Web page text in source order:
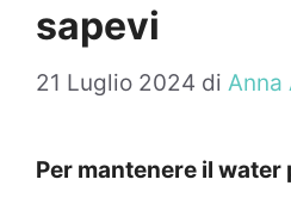
sapevi
21 Luglio 2024 di Anna
Per mantenere il